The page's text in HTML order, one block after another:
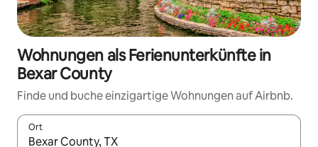
Wohnungen als Ferienunterkünfte in
Bexar County
Finde und buche einzigartige Wohnungen auf Airbnb.
Ort
Wenn Ergebnisse verfügbar sind, navigiere mit den